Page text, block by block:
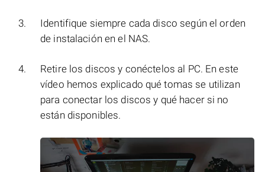
Identifique siempre cada disco según el orden
de instalación en el NAS.
Retire los discos y conéctelos al PC. En este
vídeo hemos explicado qué tomas se utilizan
para conectar los discos y qué hacer si no
están disponibles.